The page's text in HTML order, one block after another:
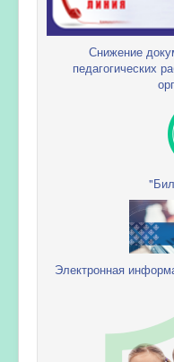
Снижение
педагогических
Электронная